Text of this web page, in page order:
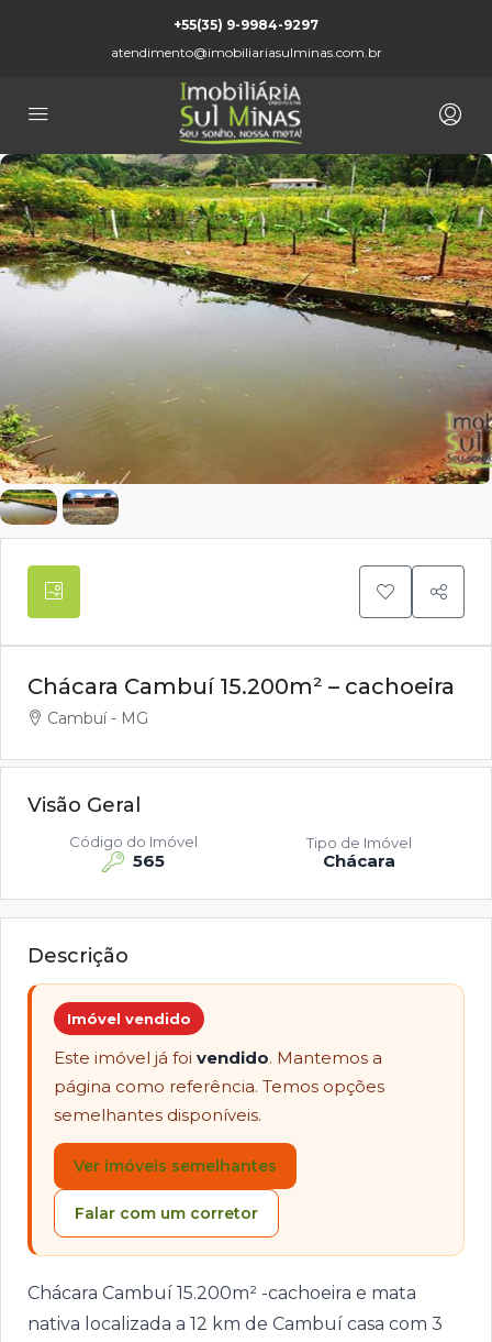
+55(35) 9-9984-9297
atendimento@imobiliariasulminas.com.br
Chácara Cambuí 15.200m² – cachoeira
Cambuí - MG
Visão Geral
565
Código do Imóvel
Chácara
Tipo de Imóvel
Descrição
Imóvel vendido
Este imóvel já foi vendido. Mantemos a
página como referência. Temos opções
semelhantes disponíveis.
Ver imóveis semelhantes
Falar com um corretor
Chácara Cambuí 15.200m² -cachoeira e mata
nativa localizada a 12 km de Cambuí casa com 3